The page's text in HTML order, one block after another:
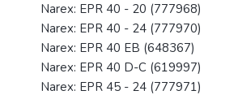
Narex: EPR 40 - 20 (777968)
Narex: EPR 40 - 24 (777970)
Narex: EPR 40 EB (648367)
Narex: EPR 40 D-C (619997)
Narex: EPR 45 - 24 (777971)